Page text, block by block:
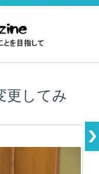
更してみ